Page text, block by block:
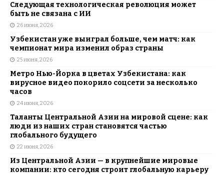
Следующая технологическая революция может
быть не связана с ИИ
26 июня, 2026
Узбекистан уже выиграл больше, чем матч: как
чемпионат мира изменил образ страны
25 июня, 2026
Метро Нью-Йорка в цветах Узбекистана: как
вирусное видео покорило соцсети за несколько
часов
24 июня, 2026
Таланты Центральной Азии на мировой сцене: как
люди из наших стран становятся частью
глобального будущего
22 июня, 2026
Из Центральной Азии — в крупнейшие мировые
компании: кто сегодня строит глобальную карьеру